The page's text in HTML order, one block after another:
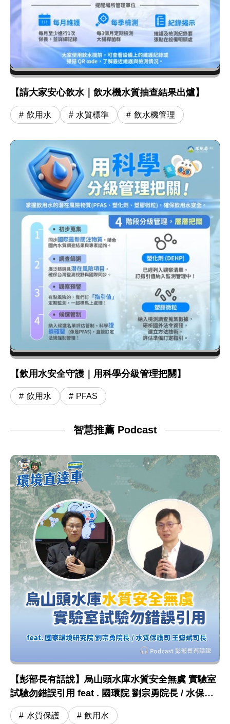
【請大家安心飲水｜飲水機水質抽查結果出爐】
飲用水 水質標準 飲水機管理
【飲用水安全守護｜用科學分級管理把關】
飲用水 PFAS
智慧推薦 Podcast
【彭部長有話說】烏山頭水庫水質安全無虞 實驗室
試驗勿錯誤引用 feat . 國環院 劉宗勇院長 / 水保司
王嶽斌司長
水質保護 飲用水